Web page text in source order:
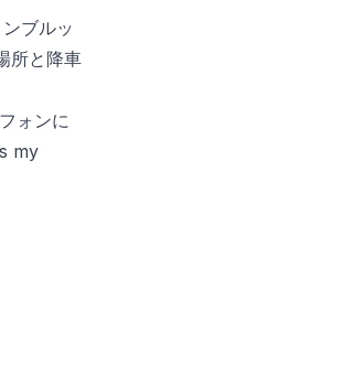
ブルッ
所と降車
ォンに
my